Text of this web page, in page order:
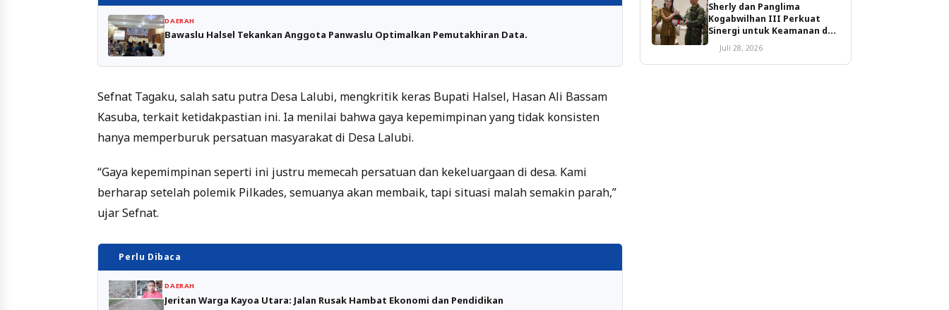
DAERAH
Bawaslu Halsel Tekankan Anggota Panwaslu Optimalkan Pemutakhiran Data.
Sefnat Tagaku, salah satu putra Desa Lalubi, mengkritik keras Bupati Halsel, Hasan Ali Bassam
Kasuba, terkait ketidakpastian ini. Ia menilai bahwa gaya kepemimpinan yang tidak konsisten
hanya memperburuk persatuan masyarakat di Desa Lalubi.
“Gaya kepemimpinan seperti ini justru memecah persatuan dan kekeluargaan di desa. Kami
berharap setelah polemik Pilkades, semuanya akan membaik, tapi situasi malah semakin parah,”
ujar Sefnat.
Perlu Dibaca
DAERAH
Jeritan Warga Kayoa Utara: Jalan Rusak Hambat Ekonomi dan Pendidikan
Sherly dan Panglima
Kogabwilhan III Perkuat
Sinergi untuk Keamanan dan
Pembangunan Malut
Juli 28, 2026